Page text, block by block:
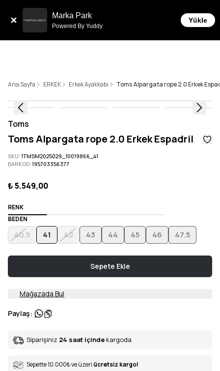
Marka Park
Powered By Yuddy
Yükle
Ana Sayfa ERKEK Erkek Ayakkabı Toms Alpargata rope 2.0 Erkek
Toms
Toms Alpargata rope 2.0 Erkek Espadril
SKU:1TMSM2025029_10019866_41
BARKOD:195703356377
₺ 5.549,00
RENK
BEDEN
40.5 41 42 43 44 45 46 47.5
Sepete Ekle
Mağazada Bul
Paylaş:
Siparişiniz 24 saat içinde kargoda
Sepette 10.000₺ve üzeri ücretsiz kargo!